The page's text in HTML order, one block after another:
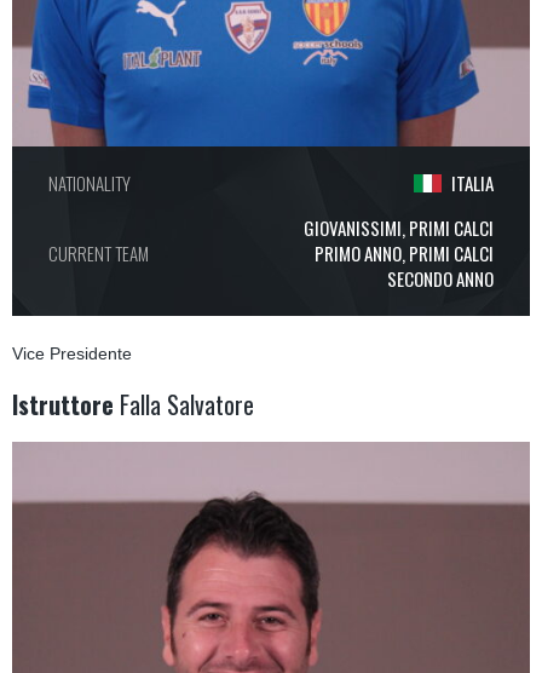
NATIONALITY ITALIA
CURRENT TEAM
GIOVANISSIMI, PRIMI CALCI
PRIMO ANNO, PRIMI CALCI
SECONDO ANNO
Vice Presidente
Istruttore Falla Salvatore